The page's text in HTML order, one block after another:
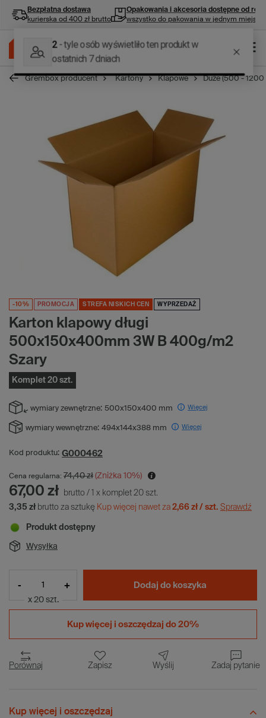
Bezpłatna dostawa
kurierska od 400 zł brutto
Opakowania i akcesoria dostępne od ręki
wszystko do pakowania w jednym miejscu
Grembox producent Kartony Klapowe Duże (500 - 1200
-10% PROMOCJA STREFA NISKICH CEN WYPRZEDAŻ
Karton klapowy długi
500x150x400mm 3W B 400g/m2
Szary
Komplet 20 szt.
wymiary zewnętrzne: 500x150x400 mm Więcej
wymiary wewnętrzne: 494x144x388 mm Więcej
Kod produktu: G000462
Cena regularna: 74,40 zł (Zniżka 10%)
67,00 zł brutto / x komplet 20 szt.
3,35 zł brutto za sztukę Kup więcej nawet za 2,66 zł / szt. Sprawdź
Produkt dostępny
Wysyłka
- +
x 20 szt.
Dodaj do koszyka
Kup więcej i oszczędzaj do 20%
Porównaj Zapisz Wyślij Zadaj pytanie
Kup więcej i oszczędzaj